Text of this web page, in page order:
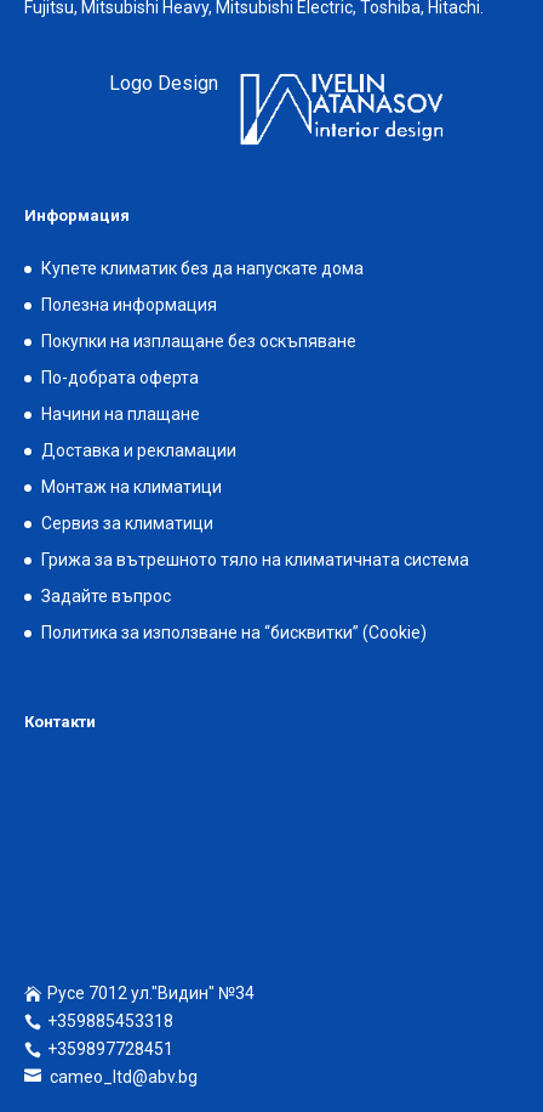
Fujitsu, Mitsubishi Heavy, Mitsubishi Electric, Toshiba, Hitachi.
Logo Design
Информация
Купете климатик без да напускате дома
Полезна информация
Покупки на изплащане без оскъпяване
По-добрата оферта
Начини на плащане
Доставка и рекламации
Монтаж на климатици
Сервиз за климатици
Грижа за вътрешното тяло на климатичната система
Задайте въпрос
Политика за използване на “бисквитки” (Cookie)
Контакти
Русе 7012 ул."Видин" №34
+359885453318
+359897728451
cameo_ltd@abv.bg